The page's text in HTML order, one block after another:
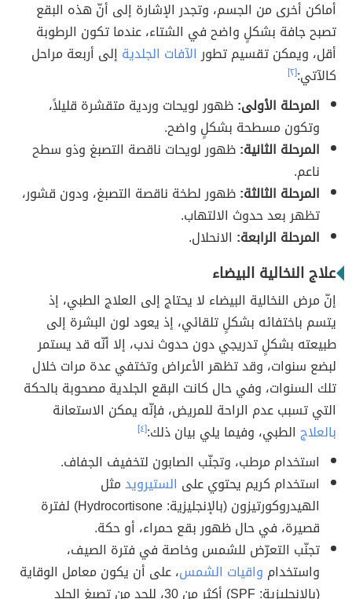
أماكن أخرى من الجسم، وتجدر الإشارة إلى أنّ هذه البقع
تصبح جافة بشكلٍ واضح في الشتاء، عندما تكون الرطوبة
أقل، ويمكن تقسيم تطورالآفات الجلدية إلى أربعة مراحل
كالآتي:[٢]
المرحلة الأولى:ظهور لويحات وردية متقشرة قليلاً،
وتكون مسطحة بشكلٍ واضح.
المرحلة الثانية:ظهور لويحات ناقصة التصبغ وذو سطح
ناعم.
المرحلة الثالثة:ظهور لطخة ناقصة التصبغ، ودون قشور،
تظهر بعد حدوث الالتهاب.
المرحلة الرابعة: الانحلال.
علاج النخالية البيضاء
إنّ مرض النخالية البيضاء لا يحتاج إلى العلاج الطبي، إذ
يتسم باختفائه بشكلٍ تلقائي، إذ يعود لون البشرة إلى
طبيعته بشكلٍ تدريجي دون حدوث ندب، إلا أنّه قد يستمر
لبضع سنوات، وقد تظهر الأعراض وتختفي عدة مرات خلال
تلك السنوات، وفي حال كانت البقع الجلدية مصحوبة بالحكة
التي تسبب عدم الراحة للمريض، فإنّه يمكن الاستعانة
بالعلاج الطبي، وفيما يلي بيان ذلك:[٤]
استخدام مرطب، وتجنّب الصابون لتخفيف الجفاف.
استخدام كريم يحتوي على الستيرويدمثل
الهيدروكورتيزون (بالإنجليزية: Hydrocortisone) لفترة
قصيرة، في حال ظهور بقع حمراء، أو حكة.
تجنّب التعرّض للشمس وخاصة في فترة الصيف،
واستخدام واقيات الشمس، على أن يكون معامل الوقاية
(بالإنجليزية: SPF) أكثر من 30، للحد من تصبغ الجلد